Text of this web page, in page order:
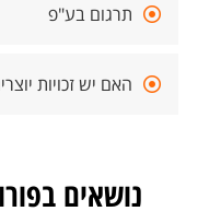
תרגום בע"פ
האם יש זכויות
נושאים